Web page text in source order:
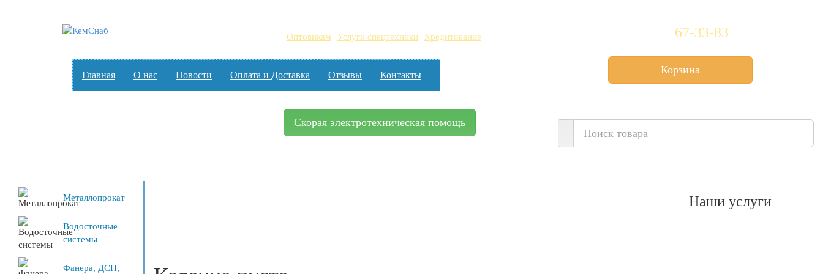
Оптовикам Услуги спецтехники Кредитование
Главная О нас Новости Оплата и Доставка Отзывы Контакты
67-33-83
Корзина
Скорая электротехническая помощь
Металлопрокат
Водосточные
системы
Фанера, ДСП,
Наши услуги